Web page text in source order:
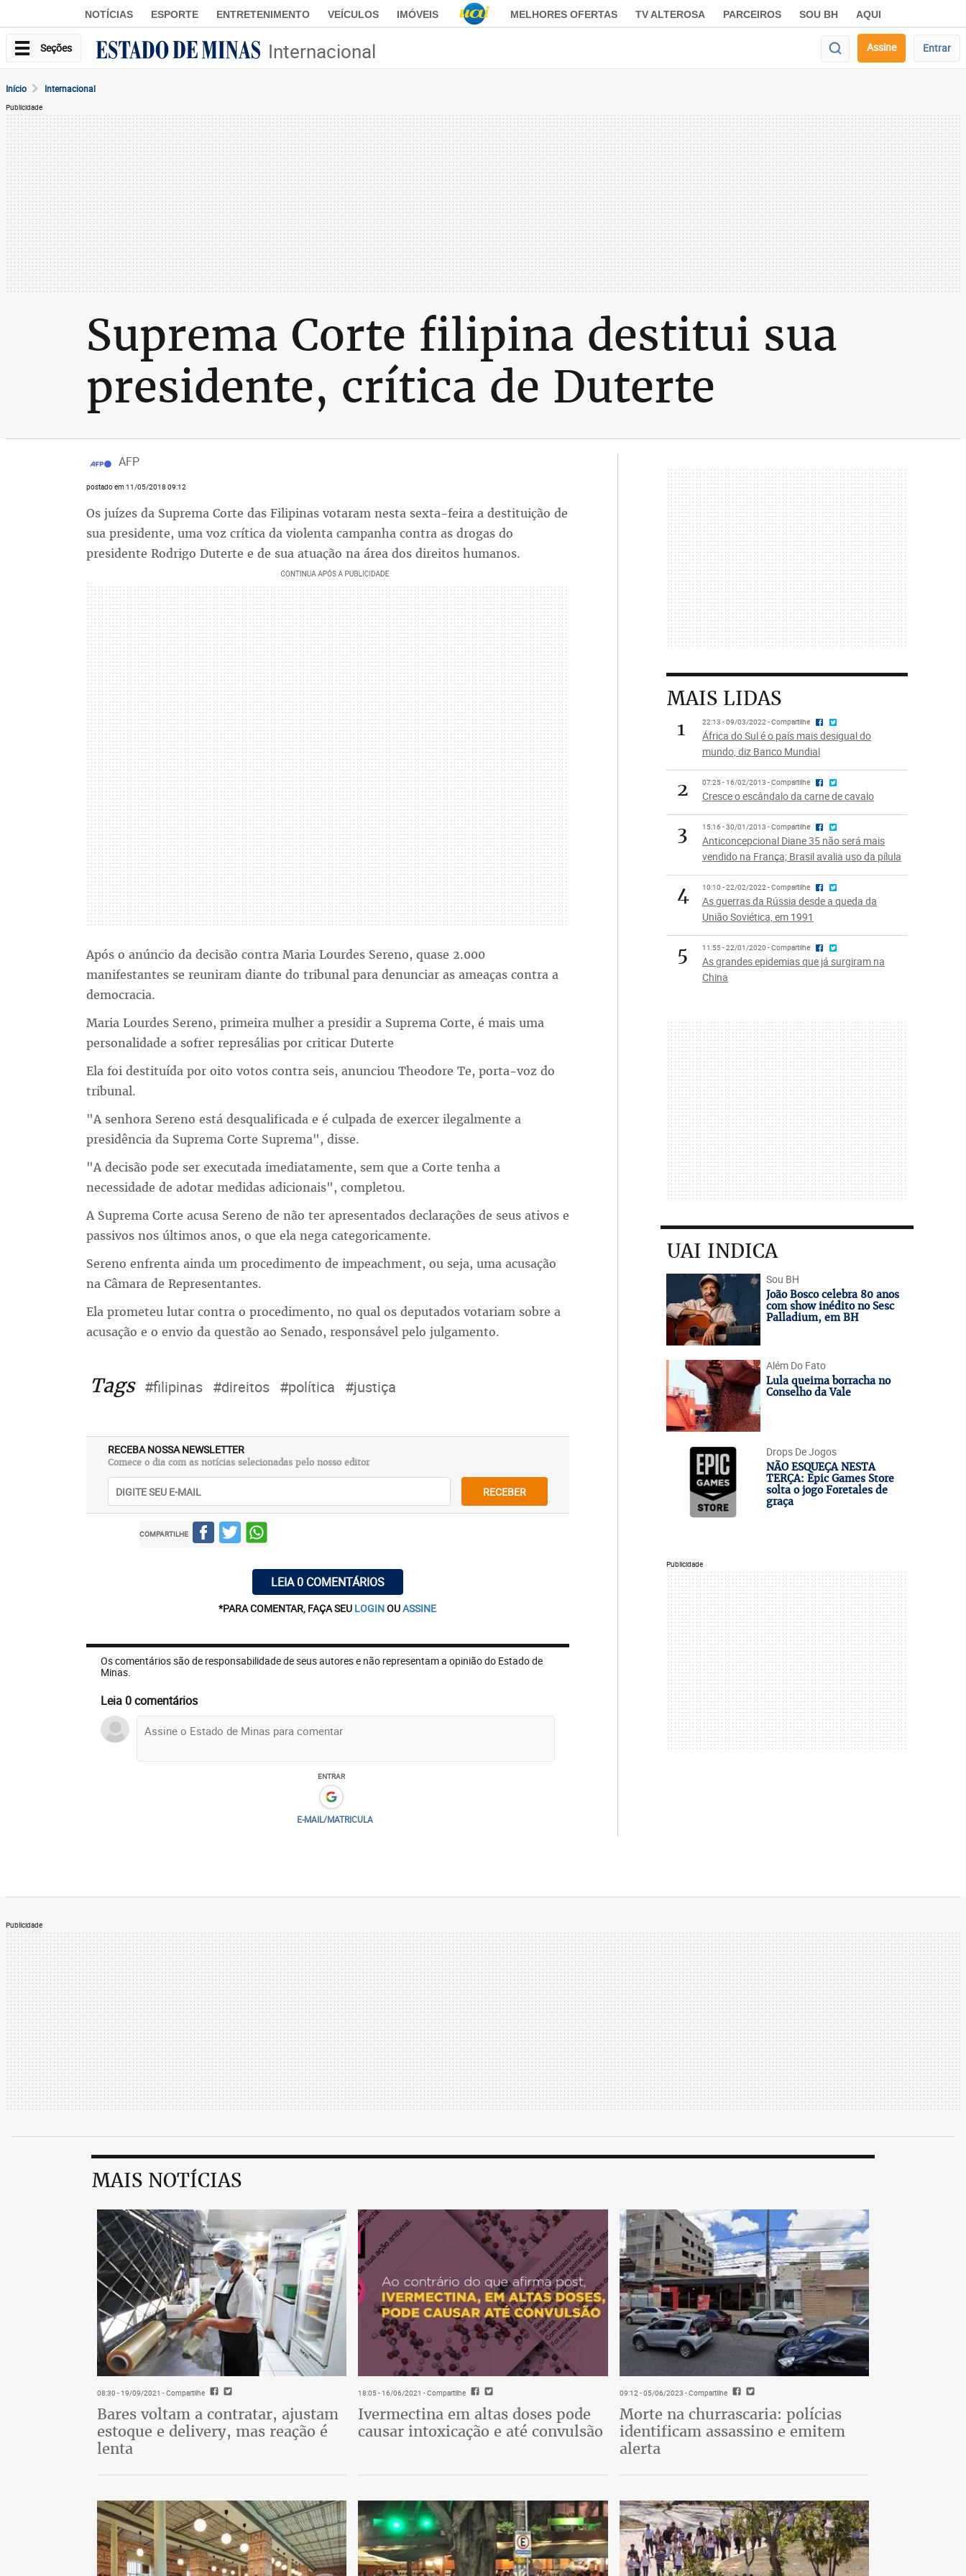
NOTÍCIAS ESPORTE ENTRETENIMENTO VEÍCULOS IMÓVEIS MELHORES OFERTAS TV ALTEROSA PARCEIROS SOU BH AQUI
Seções Internacional Assine Entrar
Início Internacional
Publicidade
Suprema Corte filipina destitui sua
presidente, crítica de Duterte
AFP
postado em 11/05/2018 09:12
Os juízes da Suprema Corte das Filipinas votaram nesta sexta-feira a destituição de
sua presidente, uma voz crítica da violenta campanha contra as drogas do
presidente Rodrigo Duterte e de sua atuação na área dos direitos humanos.
Após o anúncio da decisão contra Maria Lourdes Sereno, quase 2.000
manifestantes se reuniram diante do tribunal para denunciar as ameaças contra a
democracia.
Maria Lourdes Sereno, primeira mulher a presidir a Suprema Corte, é mais uma
personalidade a sofrer represálias por criticar Duterte
Ela foi destituída por oito votos contra seis, anunciou Theodore Te, porta-voz do
tribunal.
"A senhora Sereno está desqualificada e é culpada de exercer ilegalmente a
presidência da Suprema Corte Suprema", disse.
"A decisão pode ser executada imediatamente, sem que a Corte tenha a
necessidade de adotar medidas adicionais", completou.
A Suprema Corte acusa Sereno de não ter apresentados declarações de seus ativos e
passivos nos últimos anos, o que ela nega categoricamente.
Sereno enfrenta ainda um procedimento de impeachment, ou seja, uma acusação
na Câmara de Representantes.
Ela prometeu lutar contra o procedimento, no qual os deputados votariam sobre a
acusação e o envio da questão ao Senado, responsável pelo julgamento.
Tags #filipinas #direitos #política #justiça
RECEBA NOSSA NEWSLETTER
Comece o dia com as notícias selecionadas pelo nosso editor
RECEBER
COMPARTILHE
LEIA 0 COMENTÁRIOS
*PARA COMENTAR, FAÇA SEU LOGINOUASSINE
Os comentários são de responsabilidade de seus autores e não representam a opinião do Estado de
Minas.
Leia 0 comentários
ENTRAR
E-MAIL/MATRICULA
MAIS LIDAS
1
22:13 - 09/03/2022 - Compartilhe
África do Sul é o país mais desigual do
mundo, diz Banco Mundial
2 07:25 - 16/02/2013 - Compartilhe
Cresce o escândalo da carne de cavalo
3 15:16 - 30/01/2013 - Compartilhe
Anticoncepcional Diane 35 não será mais
vendido na França; Brasil avalia uso da pílula
4 10:10 - 22/02/2022 - Compartilhe
As guerras da Rússia desde a queda da
União Soviética, em 1991
5 11:55 - 22/01/2020 - Compartilhe
As grandes epidemias que já surgiram na
China
UAI INDICA
Sou BH
João Bosco celebra 80 anos
com show inédito no Sesc
Palladium, em BH
Além Do Fato
Lula queima borracha no
Conselho da Vale
Drops De Jogos
NÃO ESQUEÇA NESTA
TERÇA: Epic Games Store
solta o jogo Foretales de
graça
Publicidade
Publicidade
MAIS NOTÍCIAS
08:30 - 19/09/2021 - Compartilhe
Bares voltam a contratar, ajustam
estoque e delivery, mas reação é
lenta
18:05 - 16/06/2021 - Compartilhe
Ivermectina em altas doses pode
causar intoxicação e até convulsão
09:12 - 05/06/2023 - Compartilhe
Morte na churrascaria: polícias
identificam assassino e emitem
alerta